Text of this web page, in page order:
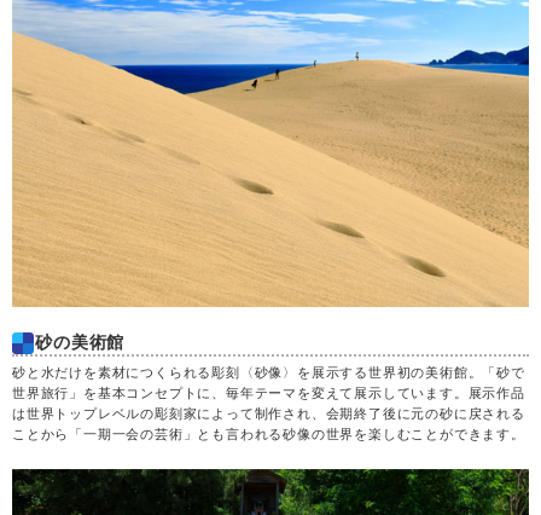
砂の美術館
砂と水だけを素材につくられる彫刻〈砂像〉を展示する世界初の美術館。「砂で
世界旅行」を基本コンセプトに、毎年テーマを変えて展示しています。展示作品
は世界トップレベルの彫刻家によって制作され、会期終了後に元の砂に戻される
ことから「一期一会の芸術」とも言われる砂像の世界を楽しむことができます。